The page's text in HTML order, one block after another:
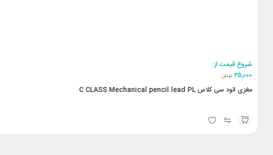
شروع قیمت از:
۳۵,۰۰۰ تومان
مغزی اتود سی کلاس C CLASS Mechanical pencil lead PL